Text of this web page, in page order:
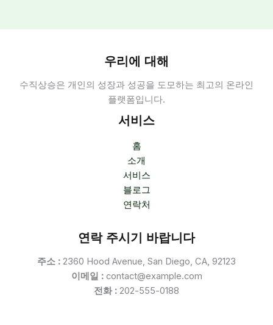
우리에 대해
수직상승은 개인의 성장과 성공을 도모하는 최고의 온라인
플랫폼입니다.
서비스
홈
소개
서비스
블로그
연락처
연락 주시기 바랍니다
주소 : 2360 Hood Avenue, San Diego, CA, 92123
이메일 : contact@example.com
전화 : 202-555-0188